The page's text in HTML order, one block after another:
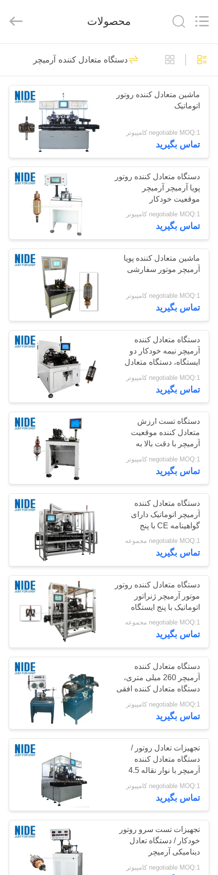
خانه
محصولات
درباره
کنترل
کیفیت
تماس
بگیرید
اخبار
درخواست
نقل قول
نقشه
سایت
PRIVACY
POLICY
Tech
Co.,
Reserved.
ماشین سیم پیچ
آرمیچر
دستگاه سیم پیچ
استاتور
82
دستگاه سیم پیچ
اتوماتیک
49
قطعات یدکی موتور
برق
284
خط تولید موتور
41
ماشین سیم پیچ
سوزن
38
دستگاه درج کاغذ
56
دستگاه درج کویل
31
محصولات
دستگاه متعادل کننده آرمیچر
ماشین متعادل کننده روتور
اتوماتیک
negotiable MOQ:1 کامپیوتر
تماس بگیرید
دستگاه متعادل کننده روتور
پویا آرمیچر آرمیچر
موقعیت خودکار
negotiable MOQ:1 کامپیوتر
تماس بگیرید
ماشین متعادل کننده پویا
آرمیچر موتور سفارشی
negotiable MOQ:1 کامپیوتر
تماس بگیرید
دستگاه متعادل کننده
آرمیچر نیمه خودکار دو
ایستگاه، دستگاه متعادل
کننده صنعتی روتور
negotiable MOQ:1 کامپیوتر
تماس بگیرید
دستگاه تست ارزش
متعادل کننده موقعیت
آرمیچر با دقت بالا به
صورت خودکار
negotiable MOQ:1 کامپیوتر
تماس بگیرید
دستگاه متعادل کننده
آرمیچر اتوماتیک دارای
گواهینامه CE با پنج
ایستگاه کاری
negotiable MOQ:1 مجموعه
تماس بگیرید
دستگاه متعادل کننده روتور
موتور آرمیچر ژنراتور
اتوماتیک با پنج ایستگاه
negotiable MOQ:1 مجموعه
تماس بگیرید
دستگاه متعادل کننده
آرمیچر 260 میلی متری،
دستگاه متعادل کننده افقی
روتور نیمه اتوماتیک
negotiable MOQ:1 کامپیوتر
تماس بگیرید
تجهیزات تعادل روتور /
دستگاه متعادل کننده
آرمیچر با نوار نقاله 4.5
کیلووات
negotiable MOQ:1 کامپیوتر
تماس بگیرید
تجهیزات تست سرو روتور
خودکار / دستگاه تعادل
دینامیکی آرمیچر
negotiable MOQ:1 کامپیوتر